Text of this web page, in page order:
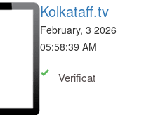
Kolkataff.tv
February, 3 2026
05:58:39 AM
Verificat